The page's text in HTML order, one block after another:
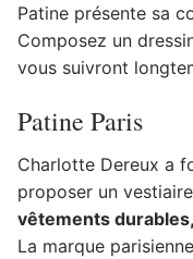
Patine présente sa
Composez un
vous suivront
Patine Paris
Charlotte Dereux a
proposer un
vêtements
La marque